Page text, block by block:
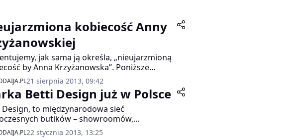
kobiecość Anny
jak sama ją określa, „nieujarzmioną
by Anna Krzyżanowska”. Poniższe
zostały wykonane z szlachetne żorżety,
tiul. Szary kolor mgła, tajemnica, cień i
zasłona zapadającego zmierzchu.
21 sierpnia 2013, 09:42
Betti Design już w Polsce
Design, to międzynarodowa sieć
butików – showroomów,
w Londynie, Dubaju i Warszawie.
22 stycznia 2013, 13:25